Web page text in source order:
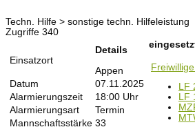
Techn. Hilfe > sonstige techn. Hilfeleistung
Zugriffe 340
Einsatzort
Details
Appen
Datum
07.11.2025
Alarmierungszeit
18:00 Uhr
Alarmierungsart
Termin
Mannschaftsstärke 33
LF
LF